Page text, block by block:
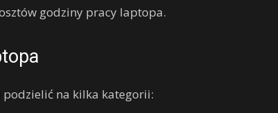
godziny pracy laptopa.
na kilka kategorii: